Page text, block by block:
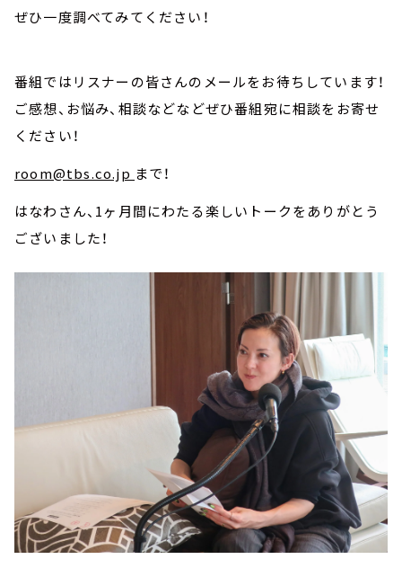
ぜひ一度調べてみてください！
番組ではリスナーの皆さんのメールをお待ちしています！
ご感想、お悩み、相談などなどぜひ番組宛に相談をお寄せ
ください！
room@tbs.co.jp まで！
はなわさん、1ヶ月間にわたる楽しいトークをありがとう
ございました！